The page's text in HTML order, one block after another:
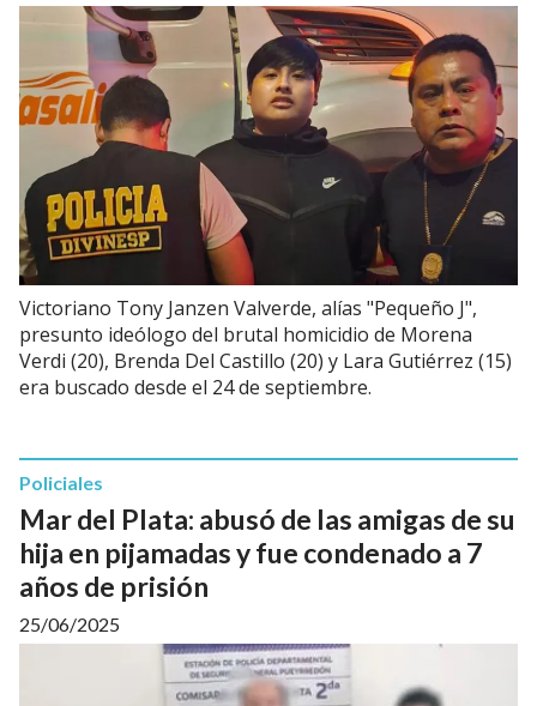
Victoriano Tony Janzen Valverde, alías "Pequeño J",
presunto ideólogo del brutal homicidio de Morena
Verdi (20), Brenda Del Castillo (20) y Lara Gutiérrez (15)
era buscado desde el 24 de septiembre.
Mar del Plata: abusó de las amigas de su
hija en pijamadas y fue condenado a 7
años de prisión
Policiales
25/06/2025